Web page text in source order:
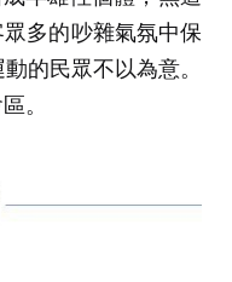
多的吵雜氣氛中保
的民眾不以為意。
。